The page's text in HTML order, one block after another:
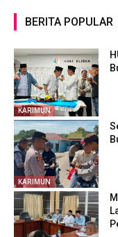
BERITA POPULAR
KARIMUN
KARIMUN